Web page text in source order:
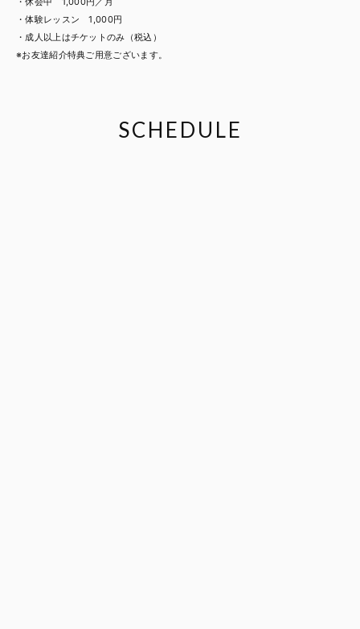
・体験レッスン 1,000円
・成人以上はチケットのみ（税込）
※お友達紹介特典ご用意ございます。
SCHEDULE